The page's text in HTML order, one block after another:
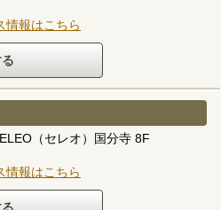
情報はこちら
（セレオ）国分寺 8F
情報はこちら